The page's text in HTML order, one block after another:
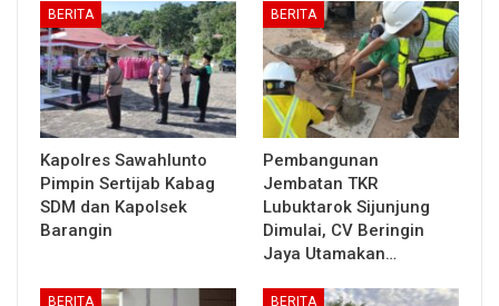
BERITA
Kapolres Sawahlunto
Pimpin Sertijab Kabag
SDM dan Kapolsek
Barangin
BERITA
Pembangunan
Jembatan TKR
Lubuktarok Sijunjung
Dimulai, CV Beringin
Jaya Utamakan…
BERITA BERITA